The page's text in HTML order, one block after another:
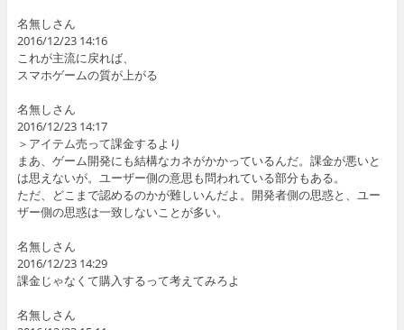
名無しさん
2016/12/23 14:16
これが主流に戻れば、
スマホゲームの質が上がる
名無しさん
2016/12/23 14:17
＞アイテム売って課金するより
まあ、ゲーム開発にも結構なカネがかかっているんだ。課金が悪いと
は思えないが。ユーザー側の意思も問われている部分もある。
ただ、どこまで認めるのかが難しいんだよ。開発者側の思惑と、ユー
ザー側の思惑は一致しないことが多い。
名無しさん
2016/12/23 14:29
課金じゃなくて購入するって考えてみろよ
名無しさん